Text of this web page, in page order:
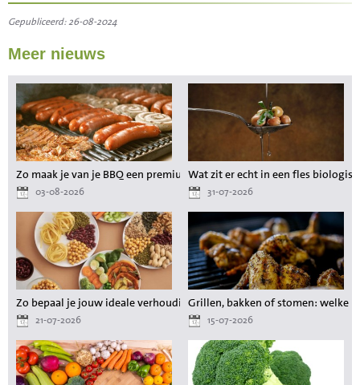
Gepubliceerd: 26-08-2024
Meer nieuws
Zo maak je van je BBQ een premium maaltijd zonder gedoe
03-08-2026
Wat zit er echt in een fles
31-07-2026
Zo bepaal je jouw ideale verhouding aan voedingsstoffen tijdens het
21-07-2026
Grillen, bakken of stomen: welke
15-07-2026